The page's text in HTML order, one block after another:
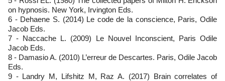
on hypnosis. New York, Irvington Eds.
6 - Dehaene S. (2014) Le code de la conscience, Paris, Odile
Jacob Eds.
7 - Naccache L. (2009) Le Nouvel Inconscient, Paris Odile
Jacob Eds.
8 - Damasio A. (2010) L’erreur de Descartes. Paris, Odile Jacob
Eds.
9 - Landry M, Lifshitz M, Raz A. (2017) Brain correlates of